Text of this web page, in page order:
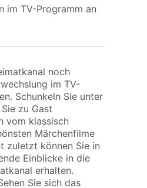
im TV-Programm an
noch
im TV-
Schunkeln Sie unter
zu Gast
vom klassisch
Märchenfilme
zuletzt können Sie in
Einblicke in die
erhalten.
Sie sich das